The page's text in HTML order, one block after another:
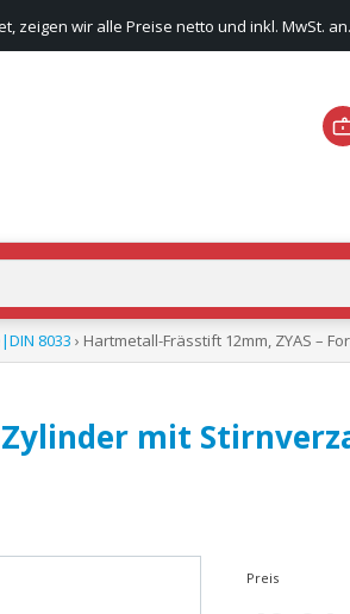
zeigen wir alle Preise netto und inkl. MwSt. an.
8033 › Hartmetall-Frässtift 12mm, ZYAS –
mit
Preis